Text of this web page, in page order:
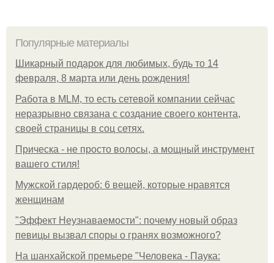
Популярные материалы
Шикарный подарок для любимых, будь то 14
февраля, 8 марта или день рождения!
Работа в MLM, то есть сетевой компании сейчас
неразрывно связана с создание своего контента,
своей страницы в соц сетях.
Прическа - не просто волосы, а мощный инструмент
вашего стиля!
Мужской гардероб: 6 вещей, которые нравятся
женщинам
"Эффект Неузнаваемости": почему новый образ
певицы вызвал споры о гранях возможного?
На шанхайской премьере "Человека - Паука: